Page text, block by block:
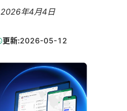
2026年4月4日
更新:2026-05-12